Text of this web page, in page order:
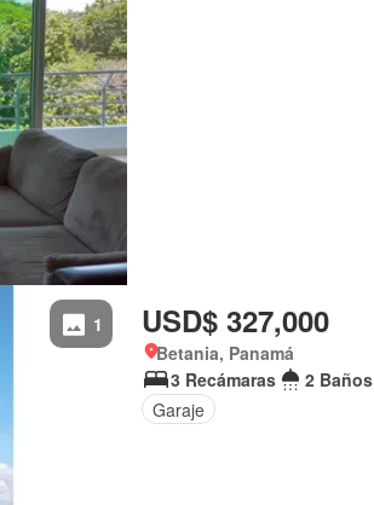
1 USD$ 327,000
Betania, Panamá
3 Recámaras
2 Baños
Garaje